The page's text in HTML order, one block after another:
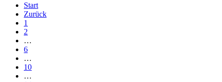
Start
Zurück
1
2
…
6
…
10
…